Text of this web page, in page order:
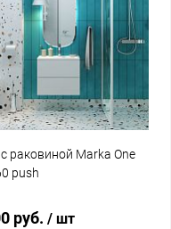
в 1 клик Сравнение
Под заказ
раковиной Marka One
push
руб. / шт